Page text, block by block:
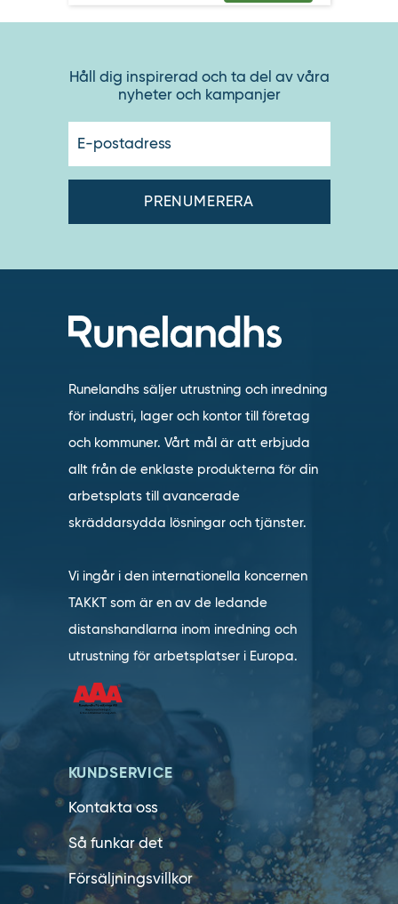
Håll dig inspirerad och ta del av våra
nyheter och kampanjer
Runelandhs säljer utrustning och inredning
för industri, lager och kontor till företag
och kommuner. Vårt mål är att erbjuda
allt från de enklaste produkterna för din
arbetsplats till avancerade
skräddarsydda lösningar och tjänster.
Vi ingår i den internationella koncernen
TAKKT som är en av de ledande
distanshandlarna inom inredning och
utrustning för arbetsplatser i Europa.
KUNDSERVICE
Kontakta oss
Så funkar det
Försäljningsvillkor